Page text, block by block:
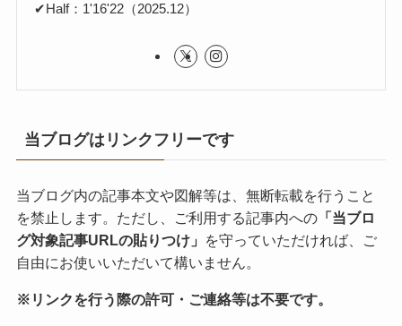
✔Half：1'16'22（2025.12）
当ブログはリンクフリーです
当ブログ内の記事本文や図解等は、無断転載を行うこと
を禁止します。ただし、ご利用する記事内への「当ブロ
グ対象記事URLの貼りつけ」
を守っていただければ、ご
自由にお使いいただいて構いません。
※リンクを行う際の許可・ご連絡等は不要です。